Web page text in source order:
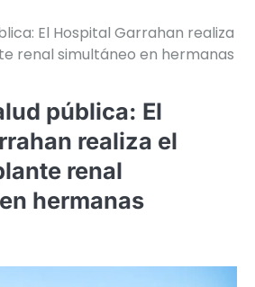
El Hospital Garrahan realiza
renal simultáneo en hermanas
pública: El
realiza el
renal
hermanas